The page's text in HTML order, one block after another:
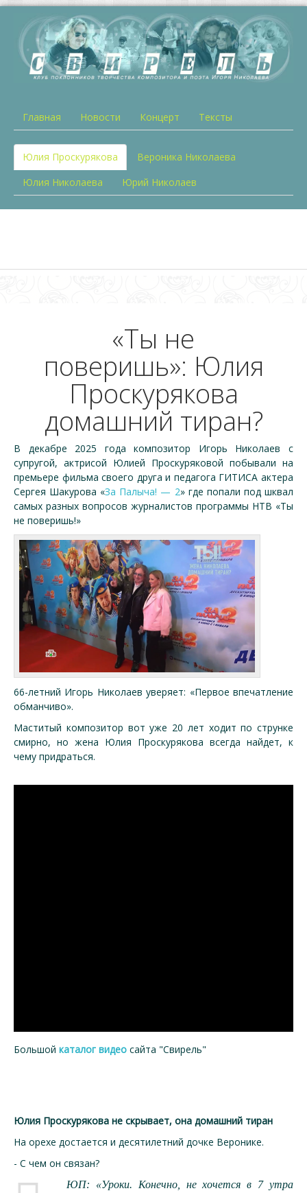
Главная Новости Концерт Тексты
Юлия Проскурякова
Вероника Николаева
Юлия Николаева
Юрий Николаев
«Ты не
поверишь»: Юлия
Проскурякова
домашний тиран?
В декабре 2025 года композитор Игорь Николаев с
супругой, актрисой Юлией Проскуряковой побывали на
премьере фильма своего друга и педагога ГИТИСА актера
Сергея Шакурова «За Палыча! — 2» где попали под шквал
самых разных вопросов журналистов программы НТВ «Ты
не поверишь!»
66-летний Игорь Николаев уверяет: «Первое впечатление
обманчиво».
Маститый композитор вот уже 20 лет ходит по струнке
смирно, но жена Юлия Проскурякова всегда найдет, к
чему придраться.
Большой каталог видео сайта "Свирель"
Юлия Проскурякова не скрывает, она домашний тиран
На орехе достается и десятилетний дочке Веронике.
- С чем он связан?
ЮП: «Уроки. Конечно, не хочется в 7 утра